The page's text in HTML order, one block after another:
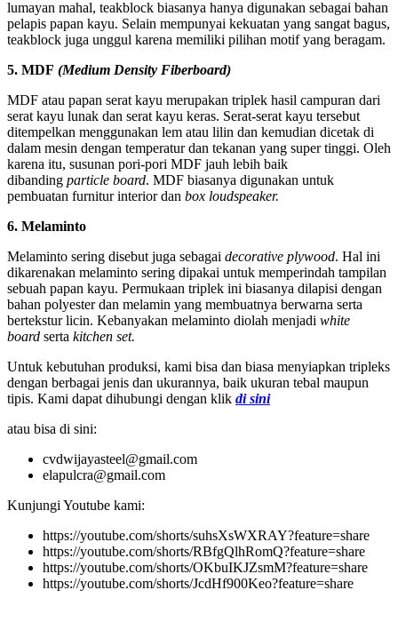
lumayan mahal, teakblock biasanya hanya digunakan sebagai bahan
pelapis papan kayu. Selain mempunyai kekuatan yang sangat bagus,
teakblock juga unggul karena memiliki pilihan motif yang beragam.
5. MDF (Medium Density Fiberboard)
MDF atau papan serat kayu merupakan triplek hasil campuran dari
serat kayu lunak dan serat kayu keras. Serat-serat kayu tersebut
ditempelkan menggunakan lem atau lilin dan kemudian dicetak di
dalam mesin dengan temperatur dan tekanan yang super tinggi. Oleh
karena itu, susunan pori-pori MDF jauh lebih baik
dibanding particle board. MDF biasanya digunakan untuk
pembuatan furnitur interior dan box loudspeaker.
6. Melaminto
Melaminto sering disebut juga sebagai decorative plywood. Hal ini
dikarenakan melaminto sering dipakai untuk memperindah tampilan
sebuah papan kayu. Permukaan triplek ini biasanya dilapisi dengan
bahan polyester dan melamin yang membuatnya berwarna serta
bertekstur licin. Kebanyakan melaminto diolah menjadi white
board serta kitchen set.
Untuk kebutuhan produksi, kami bisa dan biasa menyiapkan tripleks
dengan berbagai jenis dan ukurannya, baik ukuran tebal maupun
tipis. Kami dapat dihubungi dengan klik di sini
atau bisa di sini:
cvdwijayasteel@gmail.com
elapulcra@gmail.com
Kunjungi Youtube kami:
https://youtube.com/shorts/suhsXsWXRAY?feature=share
https://youtube.com/shorts/RBfgQlhRomQ?feature=share
https://youtube.com/shorts/OKbuIKJZsmM?feature=share
https://youtube.com/shorts/JcdHf900Keo?feature=share